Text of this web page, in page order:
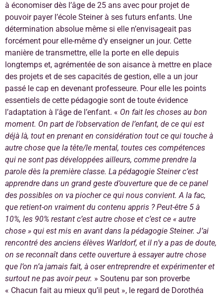
à économiser dès l’âge de 25 ans avec pour projet de
pouvoir payer l’école Steiner à ses futurs enfants. Une
détermination absolue même si elle n’envisageait pas
forcément pour elle-même d’y enseigner un jour. Cette
manière de transmettre, elle la porte en elle depuis
longtemps et, agrémentée de son aisance à mettre en place
des projets et de ses capacités de gestion, elle a un jour
passé le cap en devenant professeure. Pour elle les points
essentiels de cette pédagogie sont de toute évidence
l’adaptation à l’âge de l’enfant. « On fait les choses au bon
moment. On part de l’observation de l’enfant, de ce qui est
déjà là, tout en prenant en considération tout ce qui touche à
autre chose que la tête/le mental, toutes ces compétences
qui ne sont pas développées ailleurs, comme prendre la
parole dès la première classe. La pédagogie Steiner c’est
apprendre dans un grand geste d’ouverture que de ce panel
des possibles on va piocher ce qui nous convient. A la fac,
que retient-on vraiment du contenu appris ? Peut-être 5 à
10%, les 90% restant c’est autre chose et c’est ce « autre
chose » qui est mis en avant dans la pédagogie Steiner. J’ai
rencontré des anciens élèves Warldorf, et il n’y a pas de doute,
on se reconnaît dans cette ouverture à essayer autre chose
que l’on n’a jamais fait, à oser entreprendre et expérimenter et
surtout ne pas avoir peur. » Soutenu par son proverbe
« Chacun fait au mieux qu’il peut », le regard de Dorothéa